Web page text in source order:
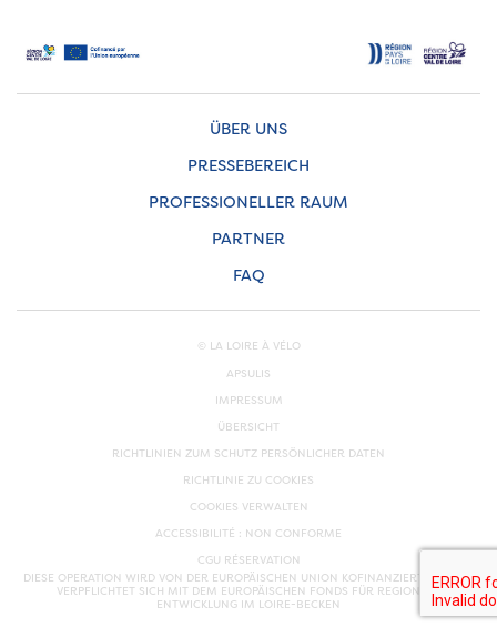
ÜBER UNS
PRESSEBEREICH
PROFESSIONELLER RAUM
PARTNER
FAQ
© LA LOIRE À VÉLO
APSULIS
IMPRESSUM
ÜBERSICHT
RICHTLINIEN ZUM SCHUTZ PERSÖNLICHER DATEN
RICHTLINIE ZU COOKIES
COOKIES VERWALTEN
ACCESSIBILITÉ : NON CONFORME
CGU RÉSERVATION
DIESE OPERATION WIRD VON DER EUROPÄISCHEN UNION KOFINANZIERT. EUROPA
VERPFLICHTET SICH MIT DEM EUROPÄISCHEN FONDS FÜR REGIONALE
ENTWICKLUNG IM LOIRE-BECKEN